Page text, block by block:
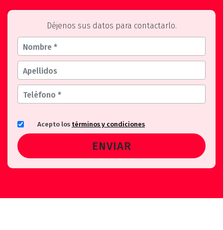
Déjenos sus datos para contactarlo.
Acepto los términos y condiciones